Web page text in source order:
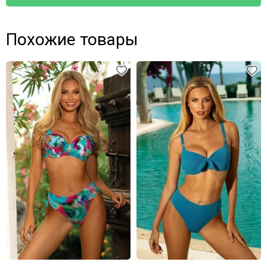
Похожие товары